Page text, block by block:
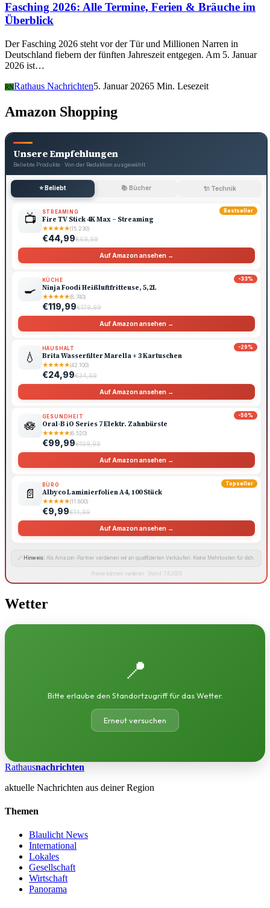
Fasching 2026: Alle Termine, Ferien & Bräuche im
Überblick
Der Fasching 2026 steht vor der Tür und Millionen Narren in
Deutschland fiebern der fünften Jahreszeit entgegen. Am 5. Januar
2026 ist…
RNRathaus Nachrichten5. Januar 20265 Min. Lesezeit
Amazon Shopping
Unsere Empfehlungen
Beliebte Produkte · Von der Redaktion ausgewählt
⭐ Beliebt 📚 Bücher 🔌 Technik
Bestseller
📺 STREAMING
Fire TV Stick 4K Max – Streaming
★★★★★(15.230)
€44,99€69,99
Auf Amazon ansehen →
-33%
🍳
KÜCHE
Ninja Foodi Heißluftfritteuse, 5,2L
★★★★★(8.740)
€119,99€179,99
Auf Amazon ansehen →
-29%
💧
HAUSHALT
Brita Wasserfilter Marella + 3 Kartuschen
★★★★★(42.100)
€24,99€34,99
Auf Amazon ansehen →
-50%
🪷
GESUNDHEIT
Oral-B iO Series 7 Elektr. Zahnbürste
★★★★★(6.520)
€99,99€199,99
Auf Amazon ansehen →
Topseller
📄
BÜRO
Albyco Laminierfolien A4, 100 Stück
★★★★★(11.800)
€9,99€14,99
Auf Amazon ansehen →
🔗 Hinweis: Als Amazon-Partner verdienen wir an qualifizierten Verkäufen. Keine Mehrkosten für dich.
Preise können variieren · Stand: 7.8.2026
Wetter
📍
Bitte erlaube den Standortzugriff für das Wetter.
Erneut versuchen
Rathausnachrichten
aktuelle Nachrichten aus deiner Region
Themen
Blaulicht News
International
Lokales
Gesellschaft
Wirtschaft
Panorama